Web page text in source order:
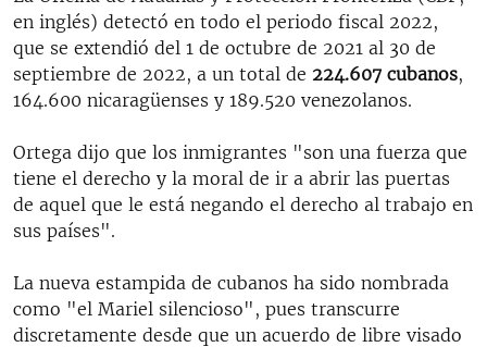
en inglés) detectó en todo el periodo fiscal 2022,
que se extendió del 1 de octubre de 2021 al 30 de
septiembre de 2022, a un total de 224.607 cubanos,
164.600 nicaragüenses y 189.520 venezolanos.
Ortega dijo que los inmigrantes "son una fuerza que
tiene el derecho y la moral de ir a abrir las puertas
de aquel que le está negando el derecho al trabajo en
sus países".
La nueva estampida de cubanos ha sido nombrada
como "el Mariel silencioso", pues transcurre
discretamente desde que un acuerdo de libre visado